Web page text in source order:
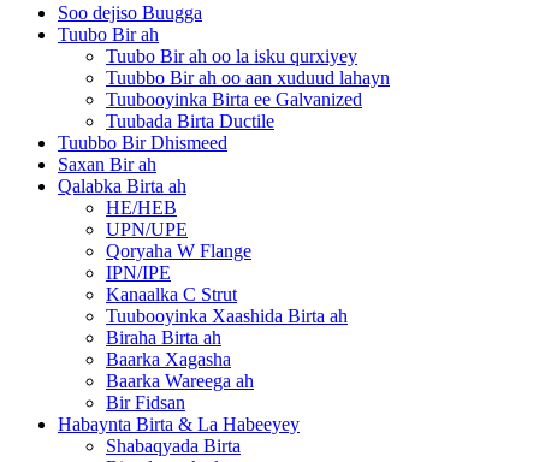
Soo dejiso Buugga
Tuubo Bir ah
Tuubo Bir ah oo la isku qurxiyey
Tuubbo Bir ah oo aan xuduud lahayn
Tuubooyinka Birta ee Galvanized
Tuubada Birta Ductile
Tuubbo Bir Dhismeed
Saxan Bir ah
Qalabka Birta ah
HE/HEB
UPN/UPE
Qoryaha W Flange
IPN/IPE
Kanaalka C Strut
Tuubooyinka Xaashida Birta ah
Biraha Birta ah
Baarka Xagasha
Baarka Wareega ah
Bir Fidsan
Habaynta Birta & La Habeeyey
Shabaqyada Birta